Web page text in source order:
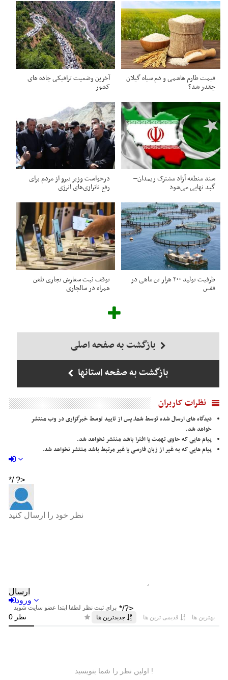
قیمت طارم هاشمی و دم سیاه گیلان
چقدر شد؟
آخرین وضعیت ترافیکی جاده های
کشور
سند منطقه آزاد مشترک ریمدان–
گبد نهایی می‌شود
درخواست وزیر نیرو از مردم برای
رفع ناترازی‌های انرژی
ظرفیت تولید ۲۰۰ هزار تن ماهی در
قفس
توقف ثبت سفارش تجاری تلفن
همراه در سالجاری
بازگشت به صفحه اصلی
بازگشت به صفحه استانها
نظرات کاربران
دیدگاه های ارسال شده توسط شما، پس از تایید توسط خبرگزاری در وب منتشر
خواهد شد.
پیام هایی که حاوی تهمت یا افترا باشد منتشر نخواهد شد.
پیام هایی که به غیر از زبان فارسی یا غیر مرتبط باشد منتشر نخواهد شد.